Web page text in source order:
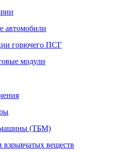
автомобили
горючего ПСГ
модули
машины (ТБМ)
веществ